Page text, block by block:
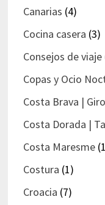
Canarias (4)
Cocina casera (3)
Consejos de viaje
Copas y Ocio
Costa Brava |
Costa Dorada |
Costa Maresme
Costura (1)
Croacia (7)